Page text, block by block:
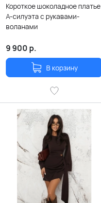
Короткое шоколадное платье
А-силуэта с рукавами-
воланами
9 900 р.
В корзину